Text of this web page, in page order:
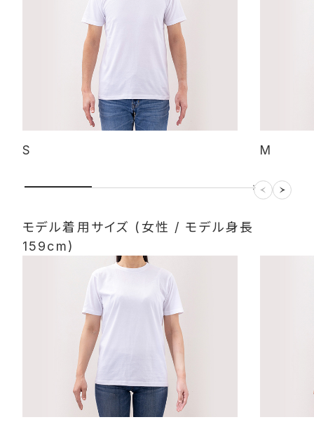
S M
モデル着用サイズ (女性 / モデル身長
159cm)